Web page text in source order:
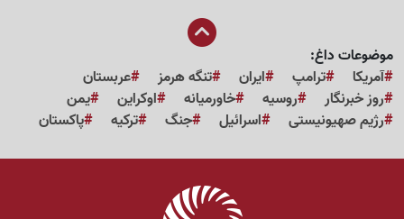
موضوعات داغ:
آمریکا
ترامپ ایران تنگه هرمز
عربستان
روز خبرنگار
روسیه خاورمیانه اوکراین
یمن
رژیم صهیونیستی
اسرائیل جنگ ترکیه پاکستان